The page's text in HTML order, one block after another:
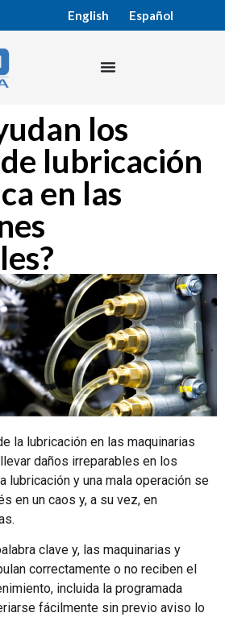
English Español
los
lubricación
en las
la lubricación en las maquinarias
daños irreparables en los
lubricación y una mala operación se
en un caos y, a su vez, en
clave y, las maquinarias y
correctamente o no reciben el
incluida la programada
fácilmente sin previo aviso lo